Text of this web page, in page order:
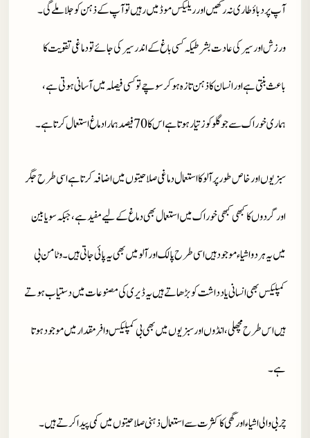
آپ پر دباؤ طاری نہ رکھیں اور ریلیکس موڈ میں رہیں تو آپ کے ذہن کو جلا ملے گی ۔
ورزش اور سیر کی عادت بشرطیکہ کسی باغ کے اندر سیر کی جائے تو دماغی تقویت کا
باعث بنتی ہے اور انسان کا ذہن تازہ ہو کر سوچے تو کسی فیصلہ میں آسانی ہوتی ہے ،
ہماری خوراک سے جو گلوکوز تیار ہوتا ہے اس کا 70 فیصد ہمارا دماغ استعمال کرتا ہے ۔
سبزیوں اور خاص طور پر آلو کا استعمال دماغی صلاحیتوں میں اضافہ کرتا ہے اسی طرح جگر
اور گردوں کا کبھی کبھی خوراک میں استعمال بھی دماغ کے لیے مفید ہے ، جبکہ سویابین
میں یہ ہر دو اشیاءموجود ہیں اسی طرح پالک اور آلو میں بھی یہ پائی جاتی ہیں ۔ وٹامن بی
کمپلیکس بھی انسانی یادداشت کو بڑھاتے ہیں یہ ڈیری کی مصنوعات میں دستیاب ہوتے
ہیں اس طرح مچھلی ، انڈوں اور سبزیوں میں بھی بی کمپلیکس وافر مقدار میں موجود ہوتا
ہے ۔
چربی والی اشیاءاور گھی کا کثرت سے استعمال ذہنی صلاحیتوں میں کمی پیدا کرتے ہیں ۔